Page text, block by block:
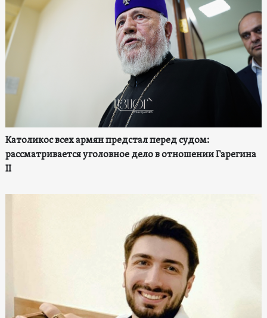
Католикос всех армян предстал перед судом:
рассматривается уголовное дело в отношении Гарегина
II